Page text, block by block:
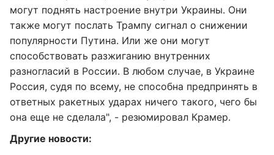
могут поднять настроение внутри Украины. Они
также могут послать Трампу сигнал о снижении
популярности Путина. Или же они могут
способствовать разжиганию внутренних
разногласий в России. В любом случае, в Украине
Россия, судя по всему, не способна предпринять в
ответных ракетных ударах ничего такого, чего бы
она еще не сделала", - резюмировал Крамер.
Другие новости: